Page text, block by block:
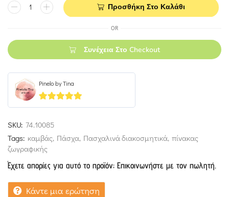
Προσθήκη Στο Καλάθι
OR
Συνέχεια Στο Checkout
Pinelo by Tina
5out of 5
SKU: 74.10085
Tags: καμβάς, Πάσχα, Πασχαλινά διακοσμητικά, πίνακας
ζωγραφικής
Έχετε απορίες για αυτό το προϊόν; Επικοινωνήστε με τον πωλητή.
Κάντε μια ερώτηση